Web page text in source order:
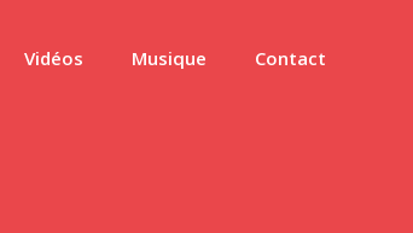
Vidéos Musique Contact